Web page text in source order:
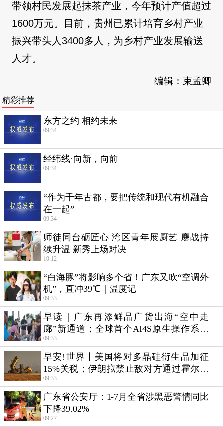
带领村民发展起抹茶产业，今年预计产值超过
1600万元。目前，贵州已累计培育乡村产业
振兴带头人3400多人，为乡村产业发展输送
人才。
编辑：束孟卿
精彩推荐